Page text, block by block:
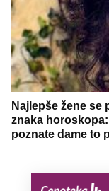
Najlepše žene se
znaka
poznate dame to